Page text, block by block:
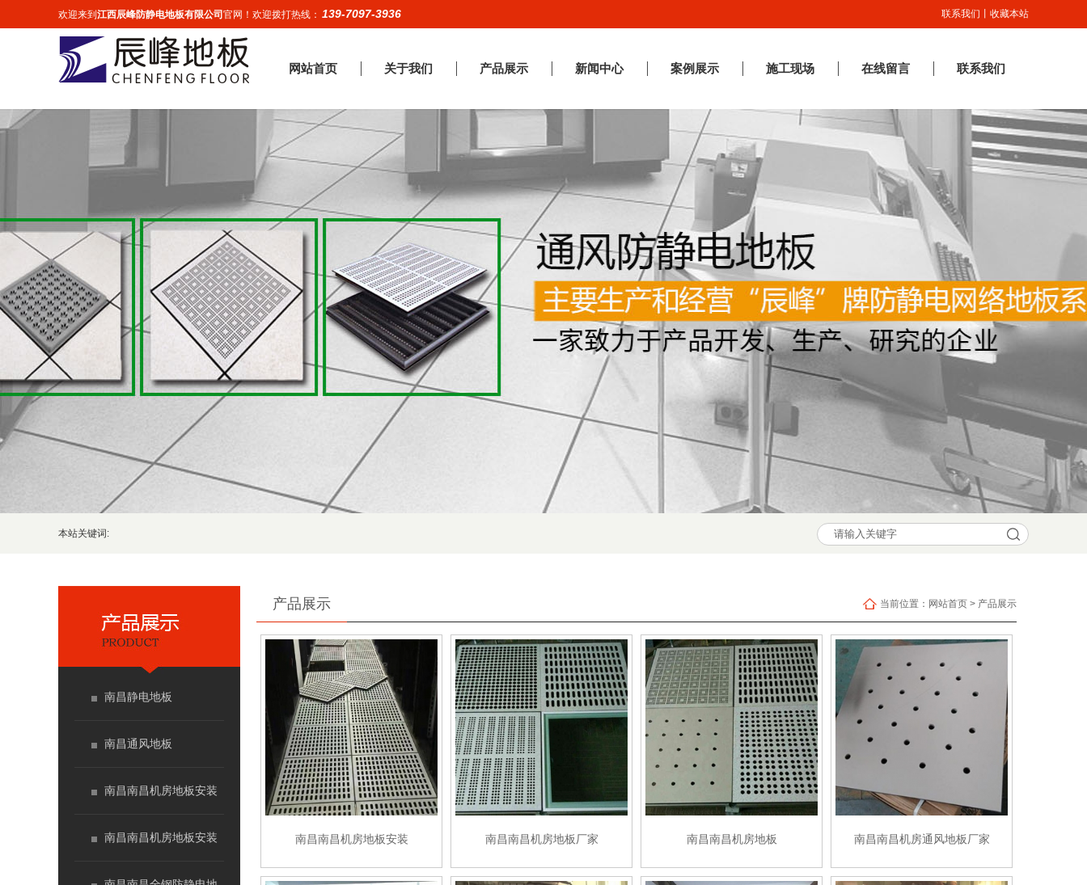
联系我们 收藏本站
欢迎来到 江西辰峰防静电地板有限公司 官网！欢迎拨打热线： 139-7097-3936
网站首页 关于我们 产品展示 新闻中心 案例展示 施工现场 在线留言 联系我们
本站关键词:
当前位置： 网站首页 > 产品展示
产品展示
南昌南昌机房地板安装 南昌南昌机房地板厂家 南昌南昌机房地板 南昌南昌机房通风地板厂家
南昌静电地板
南昌通风地板
南昌南昌机房地板安装
南昌南昌机房地板安装